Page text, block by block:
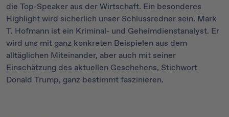
die Top-Speaker aus der Wirtschaft. Ein besonderes
Highlight wird sicherlich unser Schlussredner sein. Mark
T. Hofmann ist ein Kriminal- und Geheimdienstanalyst. Er
wird uns mit ganz konkreten Beispielen aus dem
alltäglichen Miteinander, aber auch mit seiner
Einschätzung des aktuellen Geschehens, Stichwort
Donald Trump, ganz bestimmt faszinieren.